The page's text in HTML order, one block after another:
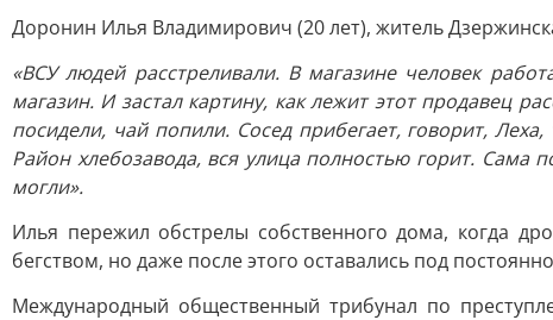
Доронин Илья Владимирович (20 лет), житель
«ВСУ людей расстреливали. В магазине человек
магазин. И застал картину, как лежит этот продавец
посидели, чай попили. Сосед прибегает, говорит,
Район хлебозавода, вся улица полностью горит. Сама
могли».
Илья пережил обстрелы собственного дома, когда
бегством, но даже после этого оставались под
Международный общественный трибунал по